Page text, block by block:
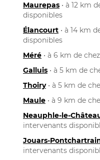
Maurepas • à 12 km
disponibles
Élancourt • à 14 km
disponibles
Méré • à 6 km de
Galluis • à 5 km de
Thoiry• à 5 km de
Maule • à 9 km de
Neauphle-le-
intervenants
Jouars-
intervenants